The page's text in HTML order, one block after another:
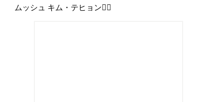
ムッシュ キム・テヒョン🧔‍♂️